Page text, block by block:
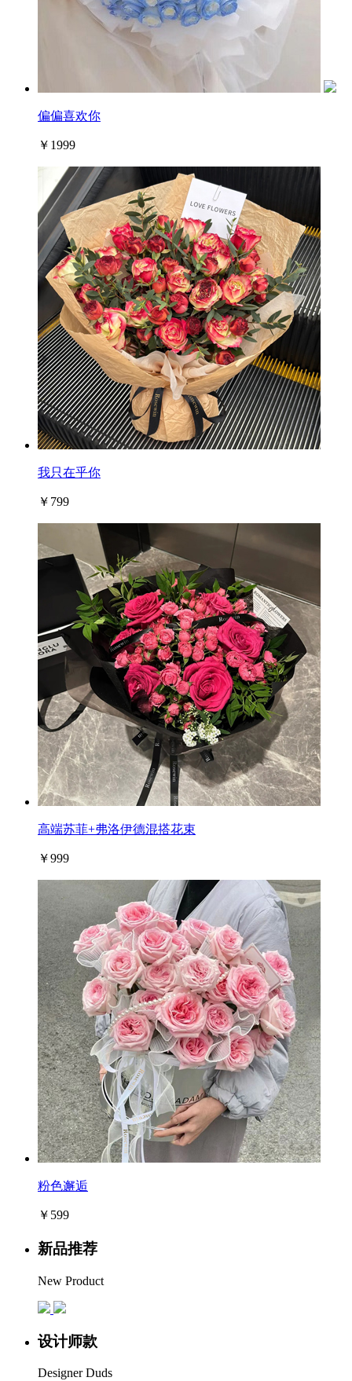
偏偏喜欢你
￥1999
我只在乎你
￥799
高端苏菲+弗洛伊德混搭花束
￥999
粉色邂逅
￥599
新品推荐
New Product
设计师款
Designer Duds